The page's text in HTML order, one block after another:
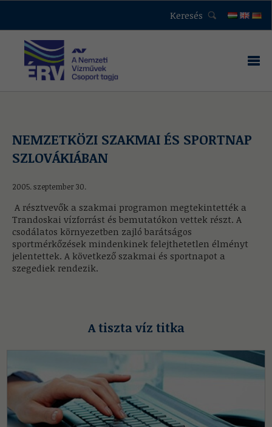
Keresés
NEMZETKÖZI SZAKMAI ÉS SPORTNAP
SZLOVÁKIÁBAN
2005. szeptember 30.
A résztvevők a szakmai programon megtekintették a
Trandoskai vízforrást és bemutatókon vettek részt. A
csodálatos környezetben zajló barátságos
sportmérkőzések mindenkinek felejthetetlen élményt
jelentettek. A következő szakmai és sportnapot a
szegediek rendezik.
A tiszta víz titka